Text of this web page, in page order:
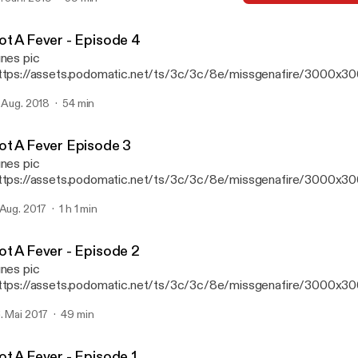
A Fever - Episode 4
pic
assets.podomatic.net/ts/3c/3c/8e/missgenafire/
Calvin Harris, Offiah, Anti up, Kyle Watson, Zhu & More!
Aug. 2018 54 min
A Fever Episode 3
pic
assets.podomatic.net/ts/3c/3c/8e/missgenafire/
Green Velvet, Chocolate Puma, Dzeko, Walker & Royce,
2017 1 h 1 min
A Fever - Episode 2
pic
assets.podomatic.net/ts/3c/3c/8e/missgenafire/
Mai 2017 49 min